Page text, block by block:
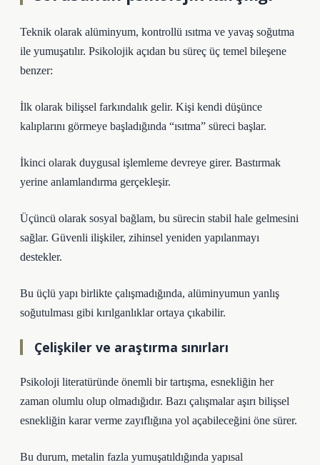
Teknik olarak alüminyum, kontrollü ısıtma ve yavaş soğutma
ile yumuşatılır. Psikolojik açıdan bu süreç üç temel bileşene
benzer:
İlk olarak bilişsel farkındalık gelir. Kişi kendi düşünce
kalıplarını görmeye başladığında “ısıtma” süreci başlar.
İkinci olarak duygusal işlemleme devreye girer. Bastırmak
yerine anlamlandırma gerçekleşir.
Üçüncü olarak sosyal bağlam, bu sürecin stabil hale gelmesini
sağlar. Güvenli ilişkiler, zihinsel yeniden yapılanmayı
destekler.
Bu üçlü yapı birlikte çalışmadığında, alüminyumun yanlış
soğutulması gibi kırılganlıklar ortaya çıkabilir.
Çelişkiler ve araştırma sınırları
Psikoloji literatüründe önemli bir tartışma, esnekliğin her
zaman olumlu olup olmadığıdır. Bazı çalışmalar aşırı bilişsel
esnekliğin karar verme zayıflığına yol açabileceğini öne sürer.
Bu durum, metalin fazla yumuşatıldığında yapısal